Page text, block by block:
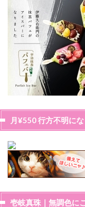
月¥550 行方不明に
壱岐真珠｜無調色に